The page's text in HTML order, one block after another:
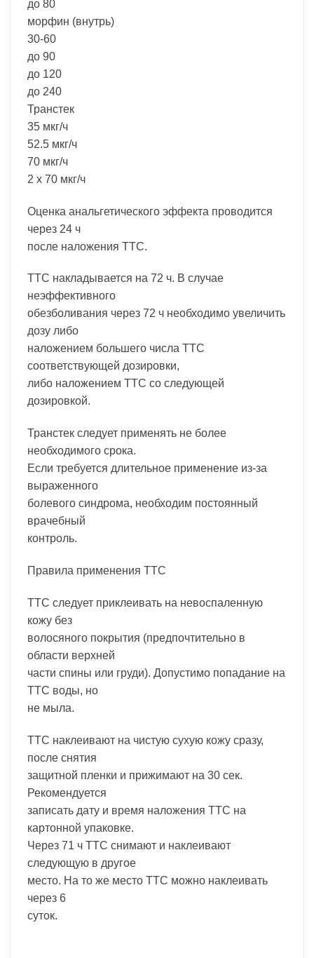
до 80
морфин (внутрь)
30-60
до 90
до 120
до 240
Транстек
35 мкг/ч
52.5 мкг/ч
70 мкг/ч
2 х 70 мкг/ч
Оценка анальгетического эффекта проводится
через 24 ч
после наложения ТТС.
ТТС накладывается на 72 ч. В случае
неэффективного
обезболивания через 72 ч необходимо увеличить
дозу либо
наложением большего числа ТТС
соответствующей дозировки,
либо наложением ТТС со следующей
дозировкой.
Транстек следует применять не более
необходимого срока.
Если требуется длительное применение из-за
выраженного
болевого синдрома, необходим постоянный
врачебный
контроль.
Правила применения ТТС
ТTC следует приклеивать на невоспаленную
кожу без
волосяного покрытия (предпочтительно в
области верхней
части спины или груди). Допустимо попадание на
ТТС воды, но
не мыла.
ТТС наклеивают на чистую сухую кожу сразу,
после снятия
защитной пленки и прижимают на 30 сек.
Рекомендуется
записать дату и время наложения ТТС на
картонной упаковке.
Через 71 ч ТТС снимают и наклеивают
следующую в другое
место. На то же место ТТС можно наклеивать
через 6
суток.